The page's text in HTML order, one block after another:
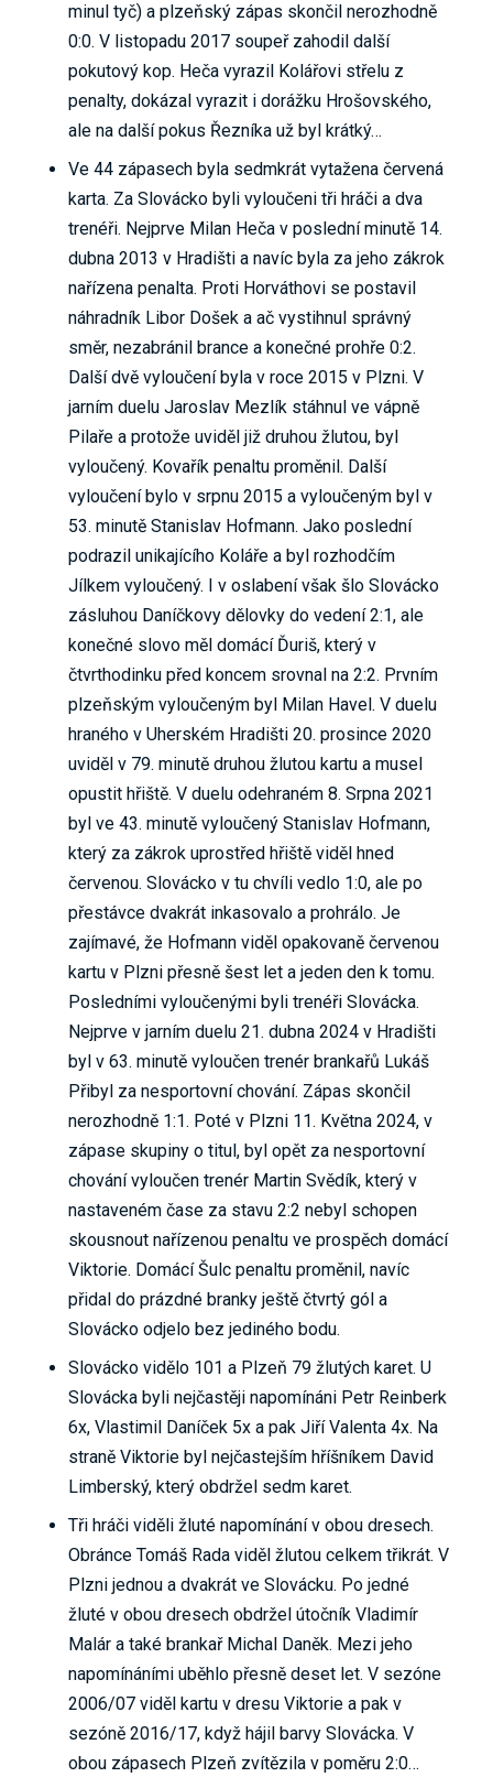
minul tyč) a plzeňský zápas skončil nerozhodně
0:0. V listopadu 2017 soupeř zahodil další
pokutový kop. Heča vyrazil Kolářovi střelu z
penalty, dokázal vyrazit i dorážku Hrošovského,
ale na další pokus Řezníka už byl krátký…
Ve 44 zápasech byla sedmkrát vytažena červená
karta. Za Slovácko byli vyloučeni tři hráči a dva
trenéři. Nejprve Milan Heča v poslední minutě 14.
dubna 2013 v Hradišti a navíc byla za jeho zákrok
nařízena penalta. Proti Horváthovi se postavil
náhradník Libor Došek a ač vystihnul správný
směr, nezabránil brance a konečné prohře 0:2.
Další dvě vyloučení byla v roce 2015 v Plzni. V
jarním duelu Jaroslav Mezlík stáhnul ve vápně
Pilaře a protože uviděl již druhou žlutou, byl
vyloučený. Kovařík penaltu proměnil. Další
vyloučení bylo v srpnu 2015 a vyloučeným byl v
53. minutě Stanislav Hofmann. Jako poslední
podrazil unikajícího Koláře a byl rozhodčím
Jílkem vyloučený. I v oslabení však šlo Slovácko
zásluhou Daníčkovy dělovky do vedení 2:1, ale
konečné slovo měl domácí Ďuriš, který v
čtvrthodinku před koncem srovnal na 2:2. Prvním
plzeňským vyloučeným byl Milan Havel. V duelu
hraného v Uherském Hradišti 20. prosince 2020
uviděl v 79. minutě druhou žlutou kartu a musel
opustit hřiště. V duelu odehraném 8. Srpna 2021
byl ve 43. minutě vyloučený Stanislav Hofmann,
který za zákrok uprostřed hřiště viděl hned
červenou. Slovácko v tu chvíli vedlo 1:0, ale po
přestávce dvakrát inkasovalo a prohrálo. Je
zajímavé, že Hofmann viděl opakovaně červenou
kartu v Plzni přesně šest let a jeden den k tomu.
Posledními vyloučenými byli trenéři Slovácka.
Nejprve v jarním duelu 21. dubna 2024 v Hradišti
byl v 63. minutě vyloučen trenér brankařů Lukáš
Přibyl za nesportovní chování. Zápas skončil
nerozhodně 1:1. Poté v Plzni 11. Května 2024, v
zápase skupiny o titul, byl opět za nesportovní
chování vyloučen trenér Martin Svědík, který v
nastaveném čase za stavu 2:2 nebyl schopen
skousnout nařízenou penaltu ve prospěch domácí
Viktorie. Domácí Šulc penaltu proměnil, navíc
přidal do prázdné branky ještě čtvrtý gól a
Slovácko odjelo bez jediného bodu.
Slovácko vidělo 101 a Plzeň 79 žlutých karet. U
Slovácka byli nejčastěji napomínáni Petr Reinberk
6x, Vlastimil Daníček 5x a pak Jiří Valenta 4x. Na
straně Viktorie byl nejčastejším hříšníkem David
Limberský, který obdržel sedm karet.
Tři hráči viděli žluté napomínání v obou dresech.
Obránce Tomáš Rada viděl žlutou celkem třikrát. V
Plzni jednou a dvakrát ve Slovácku. Po jedné
žluté v obou dresech obdržel útočník Vladimír
Malár a také brankař Michal Daněk. Mezi jeho
napomínáními uběhlo přesně deset let. V sezóne
2006/07 viděl kartu v dresu Viktorie a pak v
sezóně 2016/17, když hájil barvy Slovácka. V
obou zápasech Plzeň zvítězila v poměru 2:0…